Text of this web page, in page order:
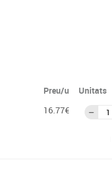
Preu/u
Unitats
16.77€